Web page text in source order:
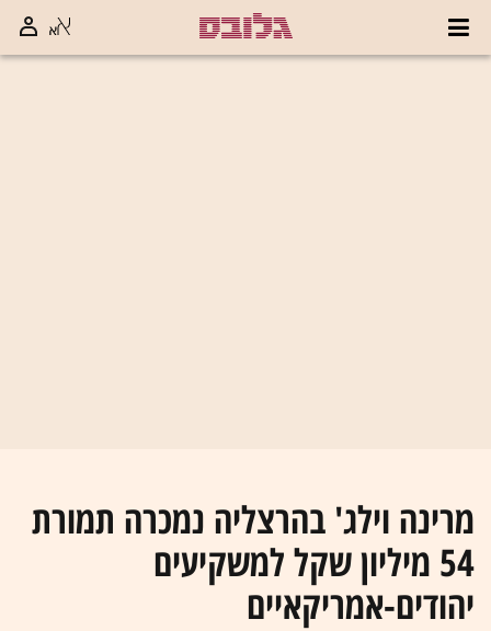
מרינה וילג' בהרצליה נמכרה תמורת
54 מיליון שקל למשקיעים
יהודים-אמריקאיים